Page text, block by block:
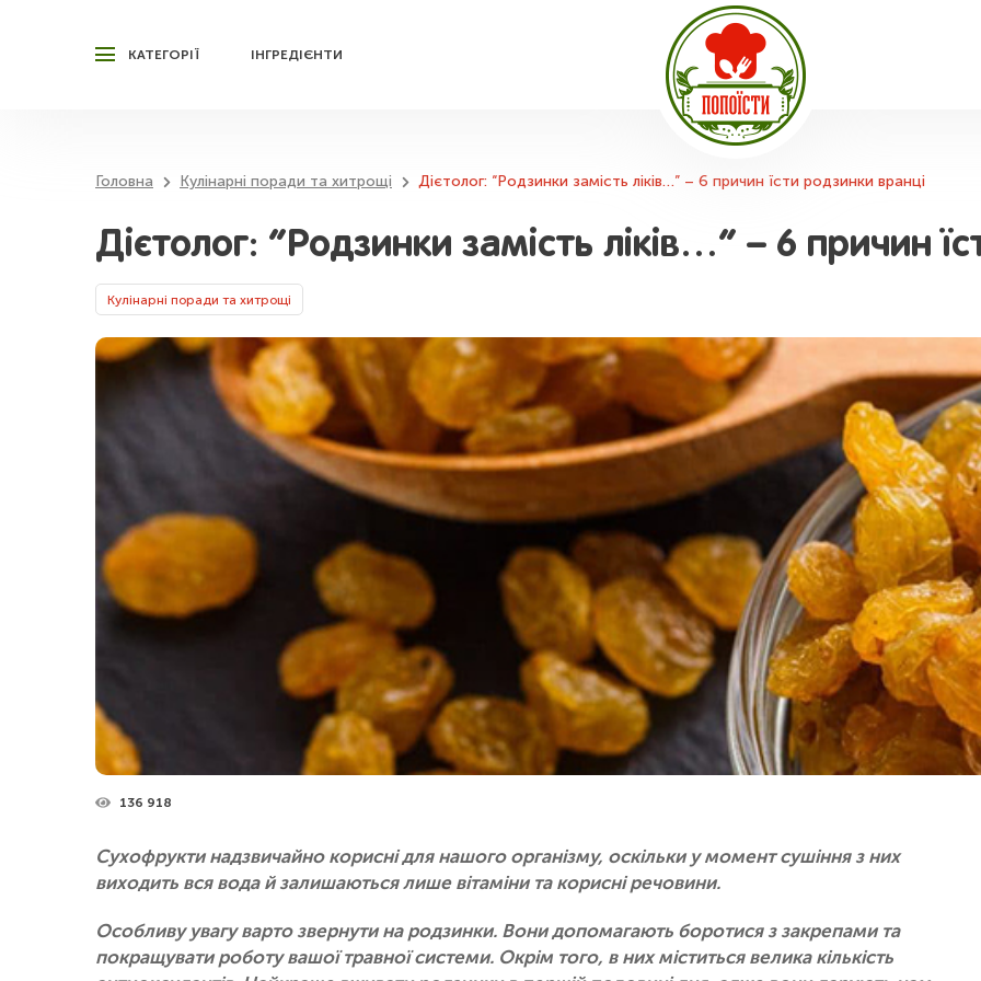
КАТЕГОРІЇ ІНГРЕДІЄНТИ
Головна Кулінарні поради та хитрощі Дієтолог: “Родзинки замість ліків…” – 6 причин їсти родзинки вранці
Дієтолог: “Родзинки замість ліків…” – 6 причин
Кулінарні поради та хитрощі
136 918
Сухофрукти надзвичайно корисні для нашого організму, оскільки у момент сушіння з них
виходить вся вода й залишаються лише вітаміни та корисні речовини.
Особливу увагу варто звернути на родзинки. Вони допомагають боротися з закрепами та
покращувати роботу вашої травної системи. Окрім того, в них міститься велика кількість